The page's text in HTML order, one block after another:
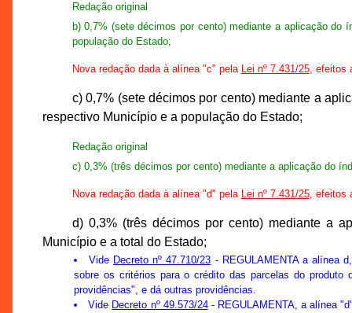
Redação original
b) 0,7% (sete décimos por cento) mediante a aplicação do
população do Estado;
Nova redação dada à alínea "c" pela Lei nº 7.431/25, efeitos
c) 0,7% (sete décimos por cento) mediante a
respectivo Município e a população do Estado;
Redação original
c) 0,3% (três décimos por cento) mediante a aplicação do
Nova redação dada à alínea "d" pela Lei nº 7.431/25, efeitos
d) 0,3% (três décimos por cento) mediante a
Município e a total do Estado;
Vide Decreto nº 47.710/23 - REGULAMENTA a alínea
sobre os critérios para o crédito das parcelas do
providências", e dá outras providências.
Vide Decreto nº 49.573/24- REGULAMENTA, a alínea